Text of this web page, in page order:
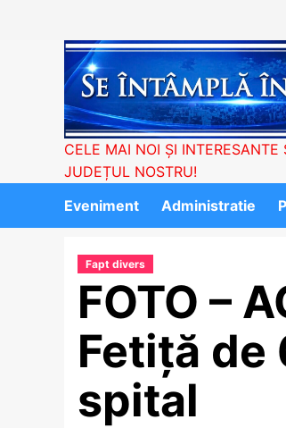
CELE MAI NOI ȘI INTERESANTE
JUDEȚUL NOSTRU!
Eveniment
Administratie
Fapt divers
FOTO –
Fetiță de
spital